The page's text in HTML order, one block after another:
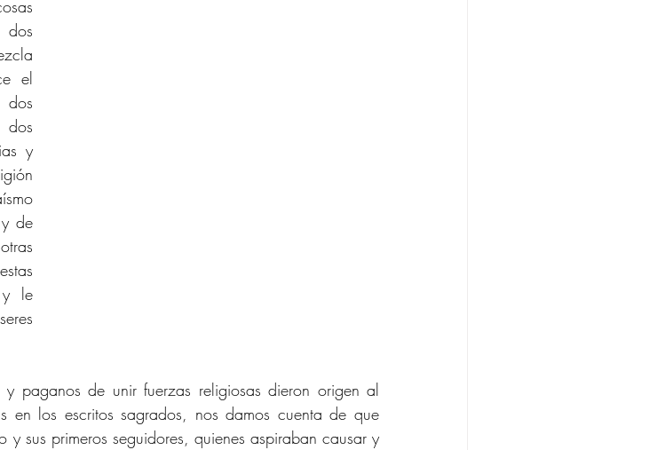
el
dos
dos
y
de
y le
paganos de unir fuerzas religiosas dieron origen al
en los escritos sagrados, nos damos cuenta de que
y sus primeros seguidores, quienes aspiraban causar y